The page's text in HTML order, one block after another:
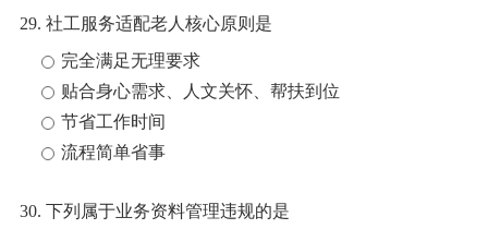
29. 社工服务适配老人核心原则是
完全满足无理要求
贴合身心需求、人文关怀、帮扶到位
节省工作时间
流程简单省事
30. 下列属于业务资料管理违规的是